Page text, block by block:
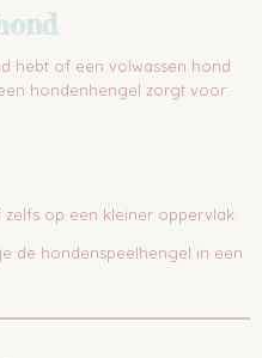
hebt of een volwassen hond
hondenhengel zorgt voor:
op een kleiner oppervlak.
de hondenspeelhengel in een